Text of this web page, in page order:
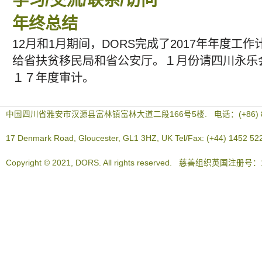
年终总结
12月和1月期间，DORS完成了2017年年度工作
给省扶贫移民局和省公安厅。１月份请四川永
１７年度审计。
中国四川省雅安市汉源县富林镇富林大道二段166号5楼. 电话：
17 Denmark Road, Gloucester, GL1 3HZ, UK Tel/Fax: (+44) 1452
Copyright © 2021, DORS. All rights reserved. 慈善组织英国注册号